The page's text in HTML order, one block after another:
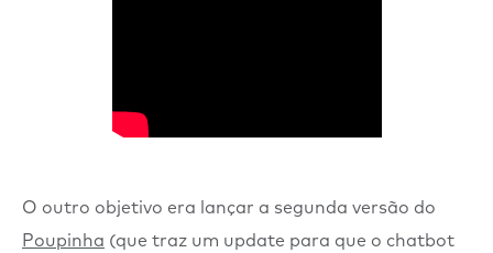
O outro objetivo era lançar a segunda versão do
Poupinha (que traz um update para que o chatbot